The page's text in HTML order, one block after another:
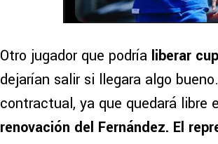
Otro jugador que podría liberar
dejarían salir si llegara algo
contractual, ya que quedará libre
renovación del Fernández. El